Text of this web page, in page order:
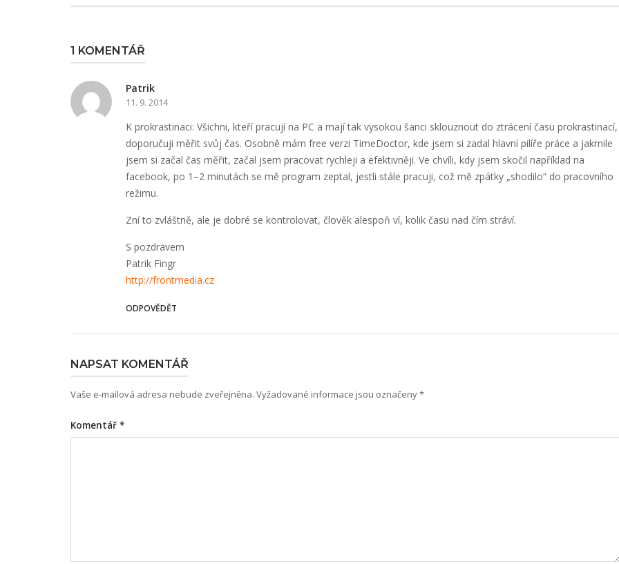
1 KOMENTÁŘ
Patrik
11. 9. 2014
K prokrastinaci: Všichni, kteří pracují na PC a mají tak vysokou šanci sklouznout do ztrácení času prokrastinací,
doporučuji měřit svůj čas. Osobně mám free verzi TimeDoctor, kde jsem si zadal hlavní pilíře práce a jakmile
jsem si začal čas měřit, začal jsem pracovat rychleji a efektivněji. Ve chvíli, kdy jsem skočil například na
facebook, po 1–2 minutách se mě program zeptal, jestli stále pracuji, což mě zpátky „shodilo“ do pracovního
režimu.
Zní to zvláštně, ale je dobré se kontrolovat, člověk alespoň ví, kolik času nad čím stráví.
S pozdravem
Patrik Fingr
http://frontme­dia.cz
ODPOVĚDĚT
NAPSAT KOMENTÁŘ
Vaše e-mailová adresa nebude zveřejněna. Vyžadované informace jsou označeny*
Komentář *